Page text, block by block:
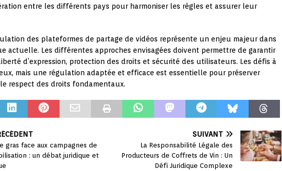
entre les différents pays pour harmoniser les règles et assurer leur
des plateformes de partage de vidéos représente un enjeu majeur dans
actuelle. Les différentes approches envisagées doivent permettre de garantir
d’expression, protection des droits et sécurité des utilisateurs. Les défis à
mais une régulation adaptée et efficace est essentielle pour préserver
respect des droits fondamentaux.
gras face aux campagnes de
: un débat juridique et
SUIVANT
La Responsabilité Légale des
Producteurs de Coffrets de Vin : Un
Défi Juridique Complexe